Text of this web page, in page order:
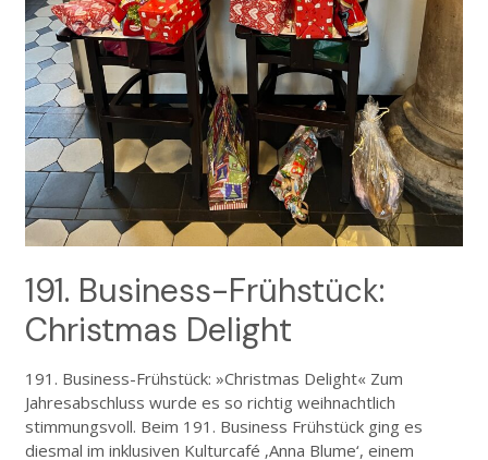
191. Business-Frühstück:
Christmas Delight
191. Business-Frühstück: »Christmas Delight« Zum
Jahresabschluss wurde es so richtig weihnachtlich
stimmungsvoll. Beim 191. Business Frühstück ging es
diesmal im inklusiven Kulturcafé ‚Anna Blume‘, einem